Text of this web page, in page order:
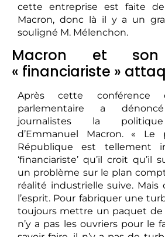
cette entreprise est faite
Macron, donc là il y a un
souligné M. Mélenchon.
Macron et son
« financiariste »
Après cette conférence
parlementaire a
journalistes la
d’Emmanuel Macron. «
République est tellement
‘financiariste’ qu’il croit qu’il
un problème sur le plan
réalité industrielle suive. Mais
l’esprit. Pour fabriquer une
toujours mettre un paquet de
n’y a pas les ouvriers pour le